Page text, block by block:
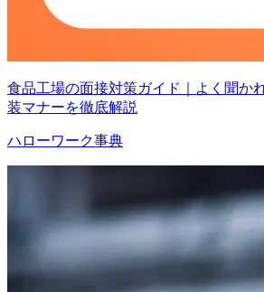
食品工場の面接対策ガイド｜よく聞か
装マナーを徹底解説
ハローワーク事典